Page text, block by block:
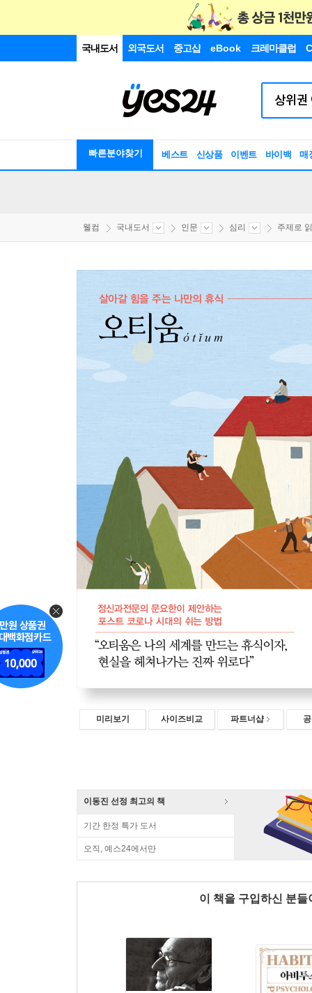
국내도서 외국도서 중고샵 eBook 크레마클럽
빠른분야찾기 베스트 신상품 이벤트 바이백 매
웰컴 국내도서 인문 심리 주제로
미리보기 사이즈비교 파트너샵
이동진 선정 최고의 책
기간 한정 특가 도서
오직, 예스24에서만
이 책을 구입하신 분